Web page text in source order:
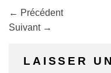
← Précédent
Suivant →
LAISSER